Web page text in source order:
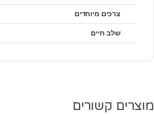
צרכים מיוחדים
שלב חיים
מוצרים קשורים